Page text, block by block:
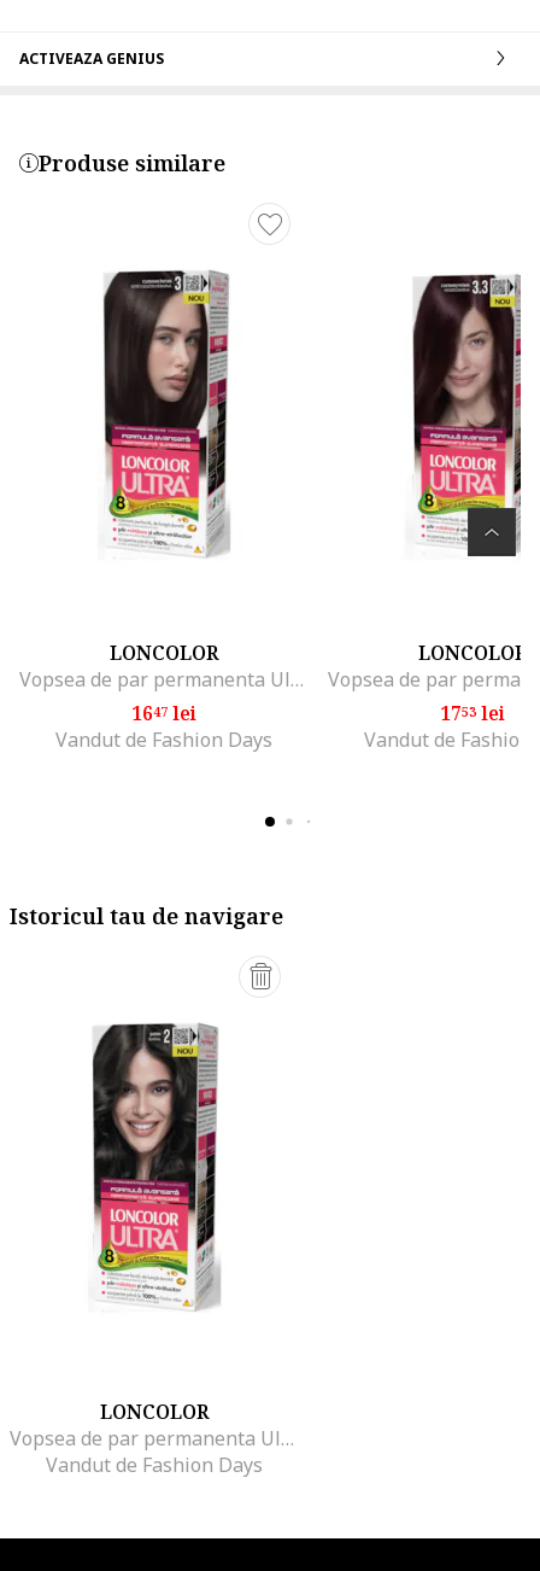
ACTIVEAZA GENIUS
Produse similare
LONCOLOR
Vopsea de par permanenta Ultra , 100 ml, 03
1647 lei
Vandut de Fashion Days
LONCOLOR
1753lei
Vandut de Fashion
Istoricul tau de navigare
LONCOLOR
Vopsea de par permanenta Ultra , 100 ml, 2
Vandut de Fashion Days